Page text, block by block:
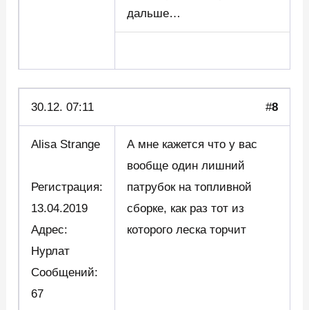
дальше…
30.12. 07:11 #8
Alisa Strange
Регистрация:
13.04.2019
Адрес:
Нурлат
Сообщений:
67
А мне кажется что у вас
вообще один лишний
патрубок на топливной
сборке, как раз тот из
которого леска торчит